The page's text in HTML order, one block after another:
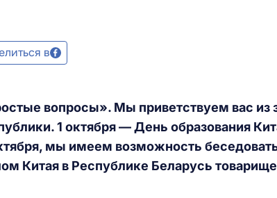
в
вопросы». Мы приветствуем вас из
1 октября — День образования
мы имеем возможность
Китая в Республике Беларусь